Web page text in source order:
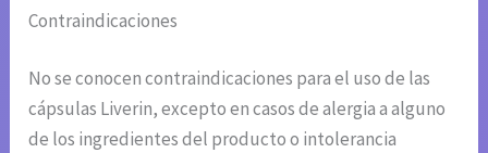
Contraindicaciones
No se conocen contraindicaciones para el uso de las
cápsulas Liverin, excepto en casos de alergia a alguno
de los ingredientes del producto o intolerancia